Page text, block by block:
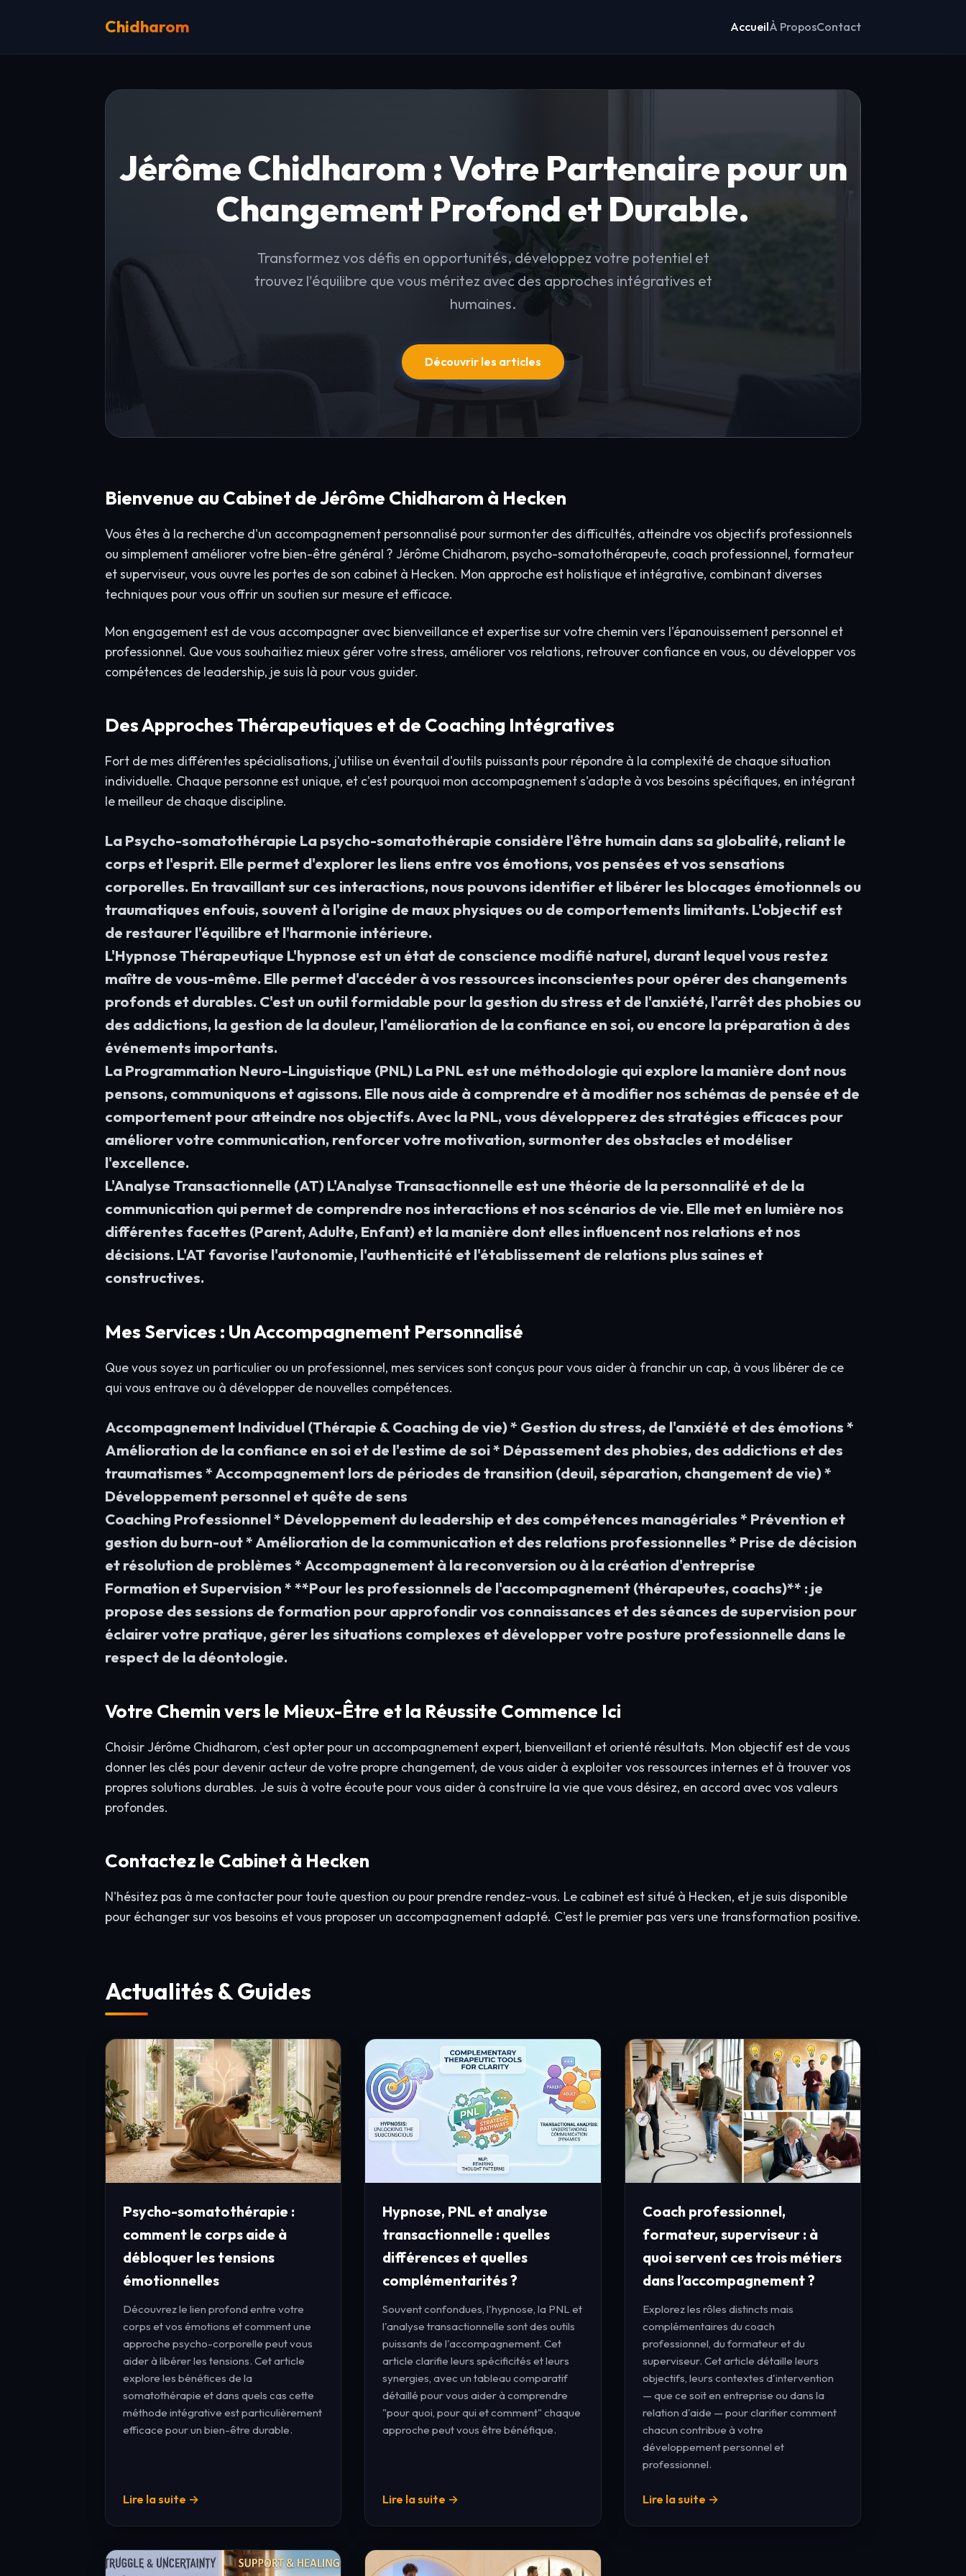
Chidharom AccueilÀ ProposContact
Jérôme Chidharom : Votre Partenaire pour un
Changement Profond et Durable.
Transformez vos défis en opportunités, développez votre potentiel et
trouvez l'équilibre que vous méritez avec des approches intégratives et
humaines.
Découvrir les articles
Bienvenue au Cabinet de Jérôme Chidharom à Hecken
Vous êtes à la recherche d'un accompagnement personnalisé pour surmonter des difficultés, atteindre vos objectifs professionnels
ou simplement améliorer votre bien-être général ? Jérôme Chidharom, psycho-somatothérapeute, coach professionnel, formateur
et superviseur, vous ouvre les portes de son cabinet à Hecken. Mon approche est holistique et intégrative, combinant diverses
techniques pour vous offrir un soutien sur mesure et efficace.
Mon engagement est de vous accompagner avec bienveillance et expertise sur votre chemin vers l'épanouissement personnel et
professionnel. Que vous souhaitiez mieux gérer votre stress, améliorer vos relations, retrouver confiance en vous, ou développer vos
compétences de leadership, je suis là pour vous guider.
Des Approches Thérapeutiques et de Coaching Intégratives
Fort de mes différentes spécialisations, j'utilise un éventail d'outils puissants pour répondre à la complexité de chaque situation
individuelle. Chaque personne est unique, et c'est pourquoi mon accompagnement s'adapte à vos besoins spécifiques, en intégrant
le meilleur de chaque discipline.
La Psycho-somatothérapie La psycho-somatothérapie considère l'être humain dans sa globalité, reliant le
corps et l'esprit. Elle permet d'explorer les liens entre vos émotions, vos pensées et vos sensations
corporelles. En travaillant sur ces interactions, nous pouvons identifier et libérer les blocages émotionnels ou
traumatiques enfouis, souvent à l'origine de maux physiques ou de comportements limitants. L'objectif est
de restaurer l'équilibre et l'harmonie intérieure.
L'Hypnose Thérapeutique L'hypnose est un état de conscience modifié naturel, durant lequel vous restez
maître de vous-même. Elle permet d'accéder à vos ressources inconscientes pour opérer des changements
profonds et durables. C'est un outil formidable pour la gestion du stress et de l'anxiété, l'arrêt des phobies ou
des addictions, la gestion de la douleur, l'amélioration de la confiance en soi, ou encore la préparation à des
événements importants.
La Programmation Neuro-Linguistique (PNL) La PNL est une méthodologie qui explore la manière dont nous
pensons, communiquons et agissons. Elle nous aide à comprendre et à modifier nos schémas de pensée et de
comportement pour atteindre nos objectifs. Avec la PNL, vous développerez des stratégies efficaces pour
améliorer votre communication, renforcer votre motivation, surmonter des obstacles et modéliser
l'excellence.
L'Analyse Transactionnelle (AT) L'Analyse Transactionnelle est une théorie de la personnalité et de la
communication qui permet de comprendre nos interactions et nos scénarios de vie. Elle met en lumière nos
différentes facettes (Parent, Adulte, Enfant) et la manière dont elles influencent nos relations et nos
décisions. L'AT favorise l'autonomie, l'authenticité et l'établissement de relations plus saines et
constructives.
Mes Services : Un Accompagnement Personnalisé
Que vous soyez un particulier ou un professionnel, mes services sont conçus pour vous aider à franchir un cap, à vous libérer de ce
qui vous entrave ou à développer de nouvelles compétences.
Accompagnement Individuel (Thérapie & Coaching de vie) * Gestion du stress, de l'anxiété et des émotions *
Amélioration de la confiance en soi et de l'estime de soi * Dépassement des phobies, des addictions et des
traumatismes * Accompagnement lors de périodes de transition (deuil, séparation, changement de vie) *
Développement personnel et quête de sens
Coaching Professionnel * Développement du leadership et des compétences managériales * Prévention et
gestion du burn-out * Amélioration de la communication et des relations professionnelles * Prise de décision
et résolution de problèmes * Accompagnement à la reconversion ou à la création d'entreprise
Formation et Supervision * **Pour les professionnels de l'accompagnement (thérapeutes, coachs)** : je
propose des sessions de formation pour approfondir vos connaissances et des séances de supervision pour
éclairer votre pratique, gérer les situations complexes et développer votre posture professionnelle dans le
respect de la déontologie.
Votre Chemin vers le Mieux-Être et la Réussite Commence Ici
Choisir Jérôme Chidharom, c'est opter pour un accompagnement expert, bienveillant et orienté résultats. Mon objectif est de vous
donner les clés pour devenir acteur de votre propre changement, de vous aider à exploiter vos ressources internes et à trouver vos
propres solutions durables. Je suis à votre écoute pour vous aider à construire la vie que vous désirez, en accord avec vos valeurs
profondes.
Contactez le Cabinet à Hecken
N'hésitez pas à me contacter pour toute question ou pour prendre rendez-vous. Le cabinet est situé à Hecken, et je suis disponible
pour échanger sur vos besoins et vous proposer un accompagnement adapté. C'est le premier pas vers une transformation positive.
Actualités & Guides
Psycho-somatothérapie :
comment le corps aide à
débloquer les tensions
émotionnelles
Découvrez le lien profond entre votre
corps et vos émotions et comment une
approche psycho-corporelle peut vous
aider à libérer les tensions. Cet article
explore les bénéfices de la
somatothérapie et dans quels cas cette
méthode intégrative est particulièrement
efficace pour un bien-être durable.
Lire la suite →
Hypnose, PNL et analyse
transactionnelle : quelles
différences et quelles
complémentarités ?
Souvent confondues, l'hypnose, la PNL et
l'analyse transactionnelle sont des outils
puissants de l'accompagnement. Cet
article clarifie leurs spécificités et leurs
synergies, avec un tableau comparatif
détaillé pour vous aider à comprendre
"pour quoi, pour qui et comment" chaque
approche peut vous être bénéfique.
Lire la suite →
Coach professionnel,
formateur, superviseur : à
quoi servent ces trois métiers
dans l’accompagnement ?
Explorez les rôles distincts mais
complémentaires du coach
professionnel, du formateur et du
superviseur. Cet article détaille leurs
objectifs, leurs contextes d'intervention
— que ce soit en entreprise ou dans la
relation d'aide — pour clarifier comment
chacun contribue à votre
développement personnel et
professionnel.
Lire la suite →